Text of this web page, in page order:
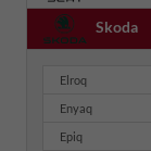
Skoda
Elroq
Enyaq
Epiq